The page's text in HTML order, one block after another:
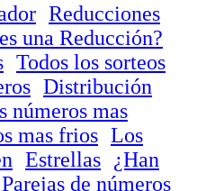
Reducciones
una Reducción?
Todos los sorteos
Distribución
números mas
mas frios Los
Estrellas
¿Han
Parejas de números